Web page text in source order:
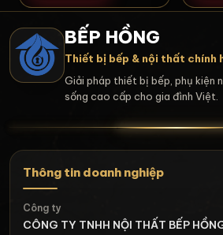
BẾP HỒNG
Thiết bị bếp & nội thất chính
Giải pháp thiết bị bếp, phụ kiện
sống cao cấp cho gia đình Việt.
Thông tin doanh nghiệp
Công ty
CÔNG TY TNHH NỘI THẤT BẾP